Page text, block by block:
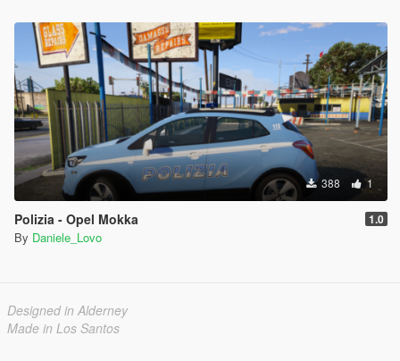
388 1
Polizia - Opel Mokka 1.0
By Daniele_Lovo
Designed in Alderney
Made in Los Santos